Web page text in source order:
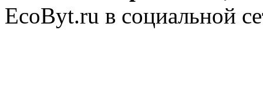
EcoByt.ru в социальной